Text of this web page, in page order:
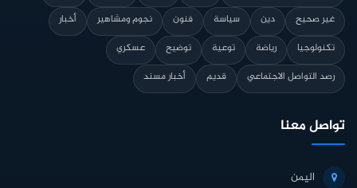
غير صحيح
دين سياسة فنون نجوم ومشاهير
أخبار
تكنولوجيا
رياضة توعية توضيح
عسكري
رصد التواصل الاجتماعي
قديم أخبار مسند
تواصل معنا
اليمن